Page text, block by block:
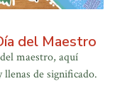
del Maestro
maestro, aquí
de significado.